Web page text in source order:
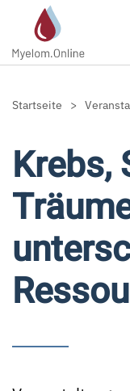
Zum
Startseite
Krebs,